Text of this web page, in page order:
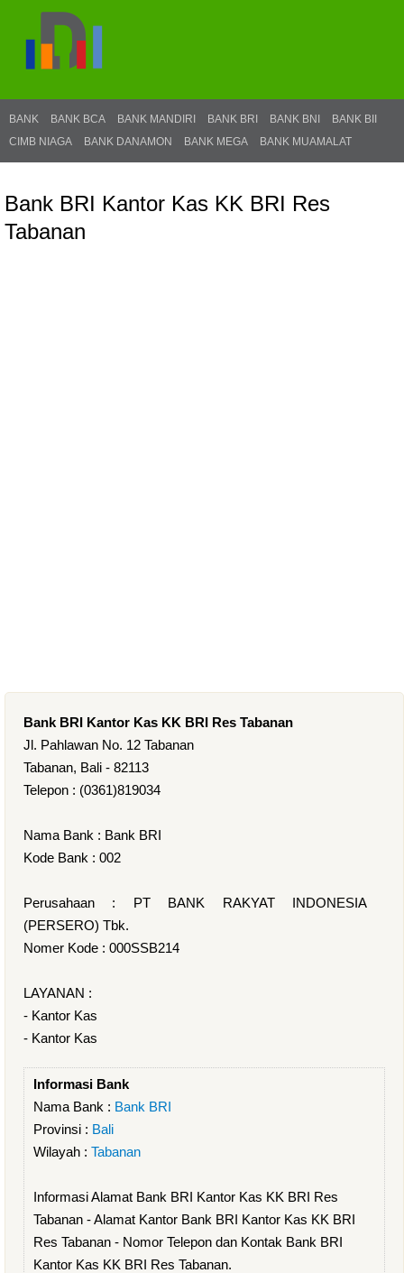
BANK BANK BCA BANK MANDIRI BANK BRI BANK BNI
BANK BII
CIMB NIAGA
BANK DANAMON BANK MEGA BANK MUAMALAT
Bank BRI Kantor Kas KK BRI Res
Tabanan
Bank BRI Kantor Kas KK BRI Res Tabanan
Jl. Pahlawan No. 12 Tabanan
Tabanan, Bali - 82113
Telepon : (0361)819034
Nama Bank : Bank BRI
Kode Bank : 002
Perusahaan : PT BANK RAKYAT INDONESIA
(PERSERO) Tbk.
Nomer Kode : 000SSB214
LAYANAN :
- Kantor Kas
- Kantor Kas
Informasi Bank
Nama Bank : Bank BRI
Provinsi : Bali
Wilayah : Tabanan
Informasi Alamat Bank BRI Kantor Kas KK BRI Res
Tabanan - Alamat Kantor Bank BRI Kantor Kas KK BRI
Res Tabanan - Nomor Telepon dan Kontak Bank BRI
Kantor Kas KK BRI Res Tabanan.